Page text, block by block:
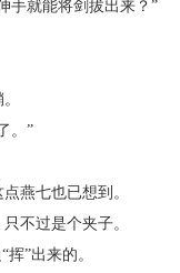
就能将剑拔出来？”
。”
燕七也已想到。
不过是个夹子。
”出来的。